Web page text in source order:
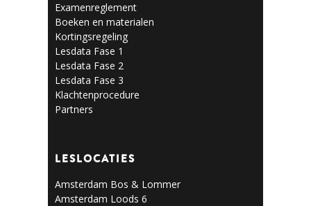
Examenreglement
Boeken en materialen
Kortingsregeling
Lesdata Fase 1
Lesdata Fase 2
Lesdata Fase 3
Klachtenprocedure
Partners
LESLOCATIES
Amsterdam Bos & Lommer
Amsterdam Loods 6